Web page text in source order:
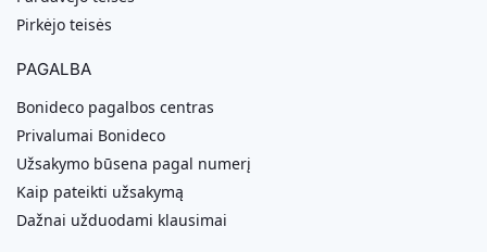
Pirkėjo teisės
PAGALBA
Bonideco pagalbos centras
Privalumai Bonideco
Užsakymo būsena pagal numerį
Kaip pateikti užsakymą
Dažnai užduodami klausimai